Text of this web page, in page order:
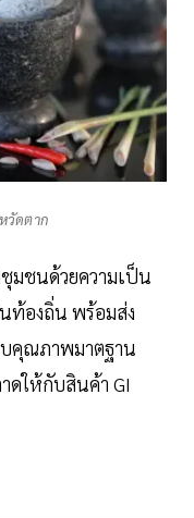
วัดตาก
มชนด้วยความเป็น
ท้องถิ่น พร้อมส่ง
คุณภาพมาตฐาน
ดให้กับสินค้า GI